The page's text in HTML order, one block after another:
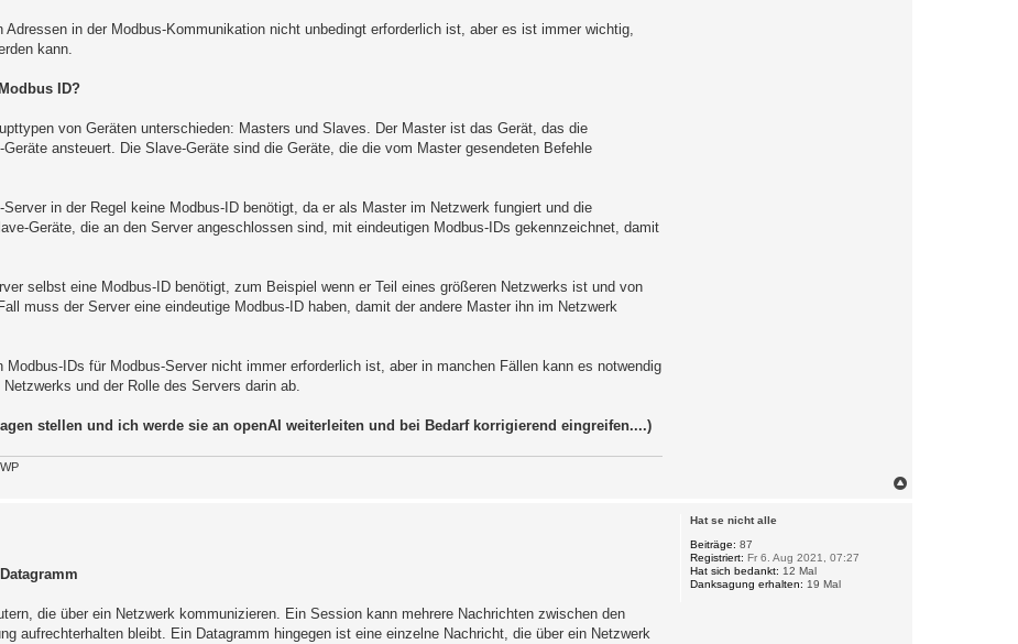
in der Modbus-Kommunikation nicht unbedingt erforderlich ist, aber es ist immer wichtig,
kann.
ID?
von Geräten unterschieden: Masters und Slaves. Der Master ist das Gerät, das die
ansteuert. Die Slave-Geräte sind die Geräte, die die vom Master gesendeten Befehle
in der Regel keine Modbus-ID benötigt, da er als Master im Netzwerk fungiert und die
Geräte, die an den Server angeschlossen sind, mit eindeutigen Modbus-IDs gekennzeichnet, damit
selbst eine Modbus-ID benötigt, zum Beispiel wenn er Teil eines größeren Netzwerks ist und von
muss der Server eine eindeutige Modbus-ID haben, damit der andere Master ihn im Netzwerk
IDs für Modbus-Server nicht immer erforderlich ist, aber in manchen Fällen kann es notwendig
und der Rolle des Servers darin ab.
stellen und ich werde sie an openAI weiterleiten und bei Bedarf korrigierend eingreifen....)
Hat se nicht alle
Beiträge: 87
Registriert: Fr 6. Aug 2021, 07:27
Hat sich bedankt: 12 Mal
Danksagung erhalten: 19 Mal
die über ein Netzwerk kommunizieren. Ein Session kann mehrere Nachrichten zwischen den
aufrechterhalten bleibt. Ein Datagramm hingegen ist eine einzelne Nachricht, die über ein Netzwerk